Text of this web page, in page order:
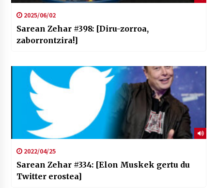
2025/06/02
Sarean Zehar #398: [Diru-zorroa,
zaborrontzira!]
2022/04/25
Sarean Zehar #334: [Elon Muskek gertu du
Twitter erostea]